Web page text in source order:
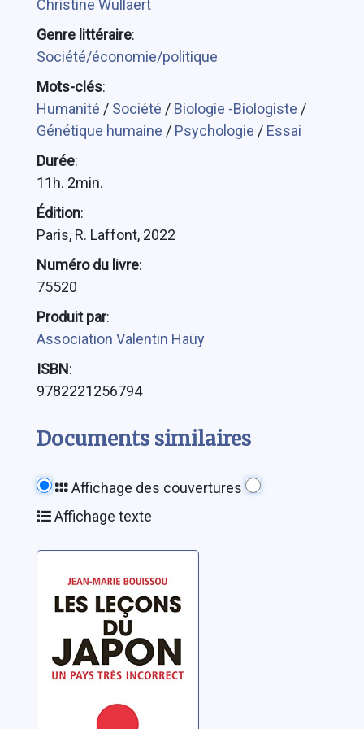
Christine Wullaert
Genre littéraire:
Société/économie/politique
Mots-clés:
Humanité / Société / Biologie -Biologiste /
Génétique humaine / Psychologie / Essai
Durée:
11h. 2min.
Édition:
Paris, R. Laffont, 2022
Numéro du livre:
75520
Produit par:
Association Valentin Haüy
ISBN:
9782221256794
Documents similaires
Affichage des couvertures
Affichage texte
Japon: un pays
très incorrect
Bouissou, Jean-Marie